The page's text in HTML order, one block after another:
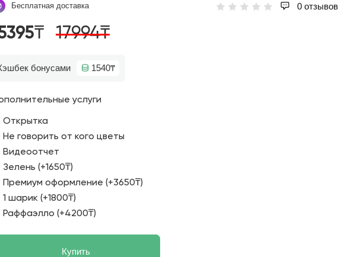
Бесплатная доставка 0 отзывов
17994₸
бонусами 1540₸
услуги
Открытка
Не говорить от кого цветы
Видеоотчет
Зелень (+1650₸)
Премиум оформление (+3650₸)
1 шарик (+1800₸)
Раффаэлло (+4200₸)
Купить